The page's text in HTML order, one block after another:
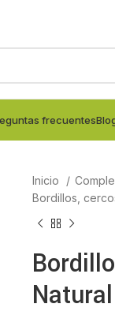
frecuentes
Inicio
Bordillos,